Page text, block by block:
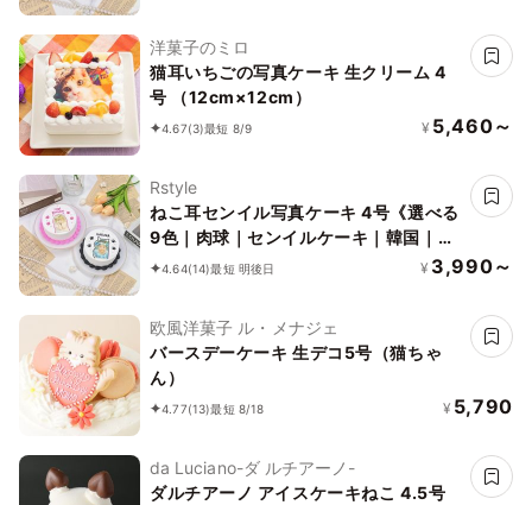
洋菓子のミロ
猫耳いちごの写真ケーキ 生クリーム 4
号 （12cm×12cm）
4.67(3)最短 8/9 ¥ 5,460～
Rstyle
ねこ耳センイル写真ケーキ 4号《選べる
9色｜肉球｜センイルケーキ｜韓国｜お
好きな写真で✧》
4.64(14)最短 明後日 ¥ 3,990～
欧風洋菓子 ル・メナジェ
バースデーケーキ 生デコ5号（猫ちゃ
ん）
4.77(13)最短 8/18 ¥ 5,790
da Luciano-ダ ルチアーノ-
ダルチアーノ アイスケーキねこ 4.5号